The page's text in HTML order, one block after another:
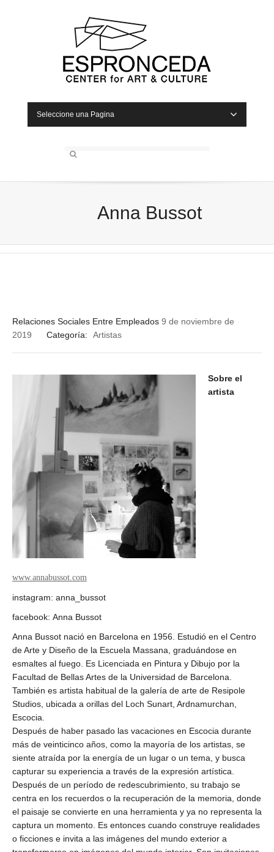
Seleccione una Pagina
Anna Bussot
Relaciones Sociales Entre Empleados 9 de noviembre de
2019
Categoría: Artistas
Sobre el
artista
www.annabussot.com
instagram: anna_bussot
facebook: Anna Bussot
Anna Bussot nació en Barcelona en 1956. Estudió en el Centro
de Arte y Diseño de la Escuela Massana, graduándose en
esmaltes al fuego. Es Licenciada en Pintura y Dibujo por la
Facultad de Bellas Artes de la Universidad de Barcelona.
También es artista habitual de la galería de arte de Resipole
Studios, ubicada a orillas del Loch Sunart, Ardnamurchan,
Escocia.
Después de haber pasado las vacaciones en Escocia durante
más de veinticinco años, como la mayoría de los artistas, se
siente atraída por la energía de un lugar o un tema, y busca
capturar su experiencia a través de la expresión artística.
Después de un período de redescubrimiento, su trabajo se
centra en los recuerdos o la recuperación de la memoria, donde
el paisaje se convierte en una herramienta y ya no representa la
captura un momento. Es entonces cuando construye realidades
o ficciones e invita a las imágenes del mundo exterior a